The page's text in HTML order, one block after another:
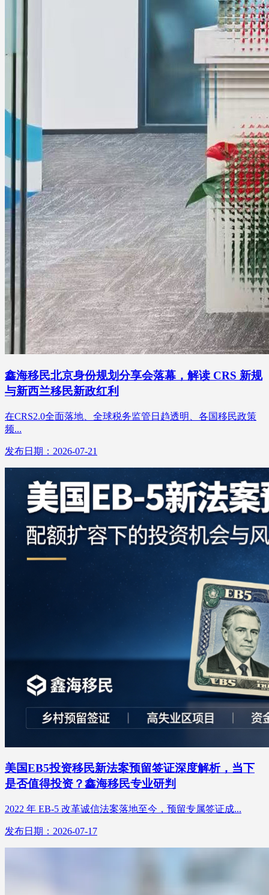
鑫海移民北京身份规划分享会落幕，解读 CRS 新规
与新西兰移民新政红利
在CRS2.0全面落地、全球税务监管日趋透明、各国移民政策
频...
发布日期：2026-07-21
美国EB5投资移民新法案预留签证深度解析，当下
是否值得投资？鑫海移民专业研判
2022 年 EB-5 改革诚信法案落地至今，预留专属签证成...
发布日期：2026-07-17